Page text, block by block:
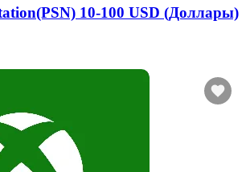
10-100 USD (Доллары)